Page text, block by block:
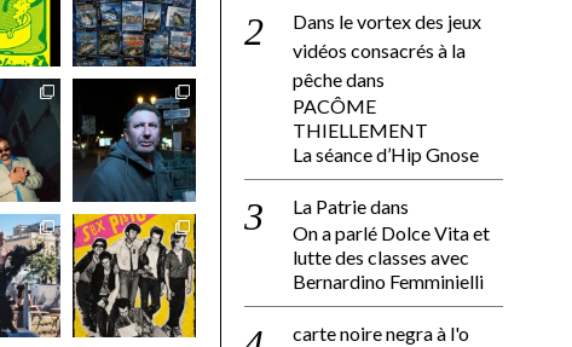
Dans le vortex des jeux
vidéos consacrés à la
pêchedans
PACÔME
THIELLEMENT
La séance d’Hip Gnose
La Patriedans
On a parlé Dolce Vita et
lutte des classes avec
Bernardino Femminielli
carte noire negra à l'o